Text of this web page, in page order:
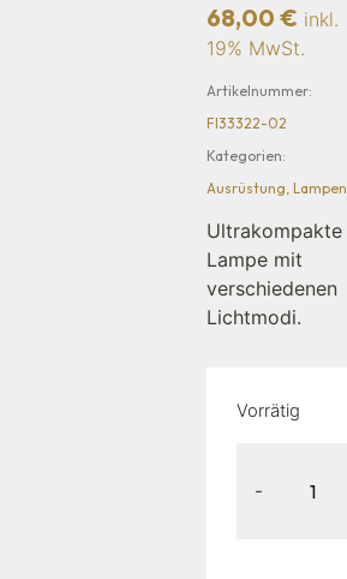
68,00€ inkl.
19% MwSt.
Artikelnummer:
FI33322-02
Kategorien:
Ausrüstung,Lampen
Ultrakompakte
Lampe mit
verschiedenen
Lichtmodi.
Vorrätig
-